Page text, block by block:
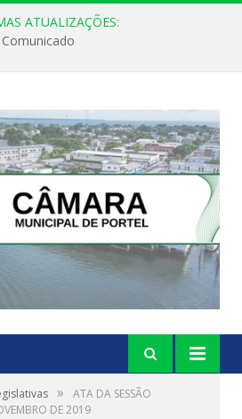
ATUALIZAÇÕES:
Comunicado
»
ATA DA SESSÃO
DE 2019